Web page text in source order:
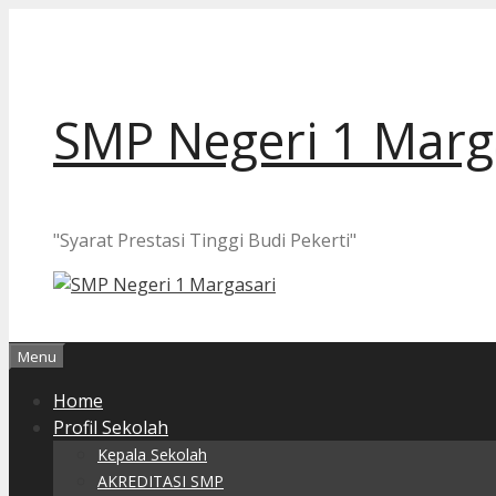
SMP Negeri 1
"Syarat Prestasi Tinggi Budi Pekerti"
Menu
Home
Profil Sekolah
Kepala Sekolah
AKREDITASI SMP